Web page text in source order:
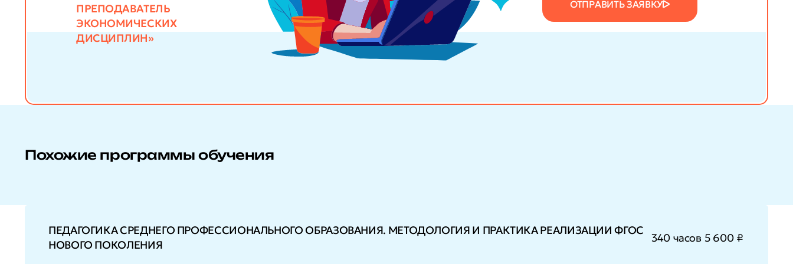
ПРЕПОДАВАТЕЛЬ
ЭКОНОМИЧЕСКИХ
ДИСЦИПЛИН»
ОТПРАВИТЬ ЗАЯВКУ
Похожие программы обучения
ПЕДАГОГИКА СРЕДНЕГО ПРОФЕССИОНАЛЬНОГО ОБРАЗОВАНИЯ. МЕТОДОЛОГИЯ И ПРАКТИКА РЕАЛИЗАЦИИ ФГОС
НОВОГО ПОКОЛЕНИЯ
340 часов 5 600 ₽